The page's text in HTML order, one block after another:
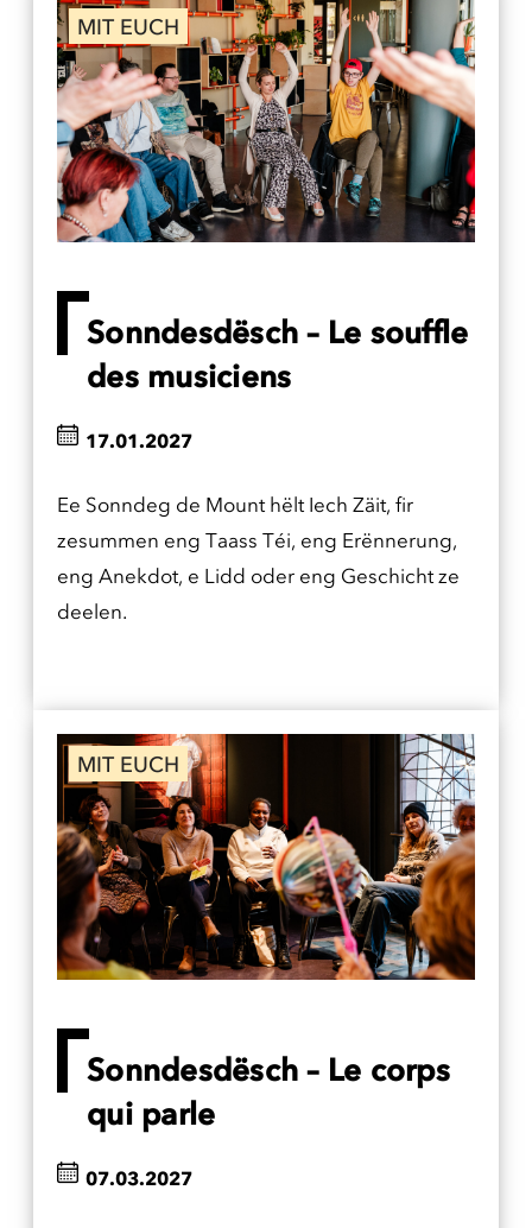
MIT EUCH
Sonndesdësch – Le souffle
des musiciens
Ee Sonndeg de Mount hëlt Iech Zäit, fir
zesummen eng Taass Téi, eng Erënnerung,
eng Anekdot, e Lidd oder eng Geschicht ze
deelen.
17.01.2027
MIT EUCH
Sonndesdësch – Le corps
qui parle
07.03.2027